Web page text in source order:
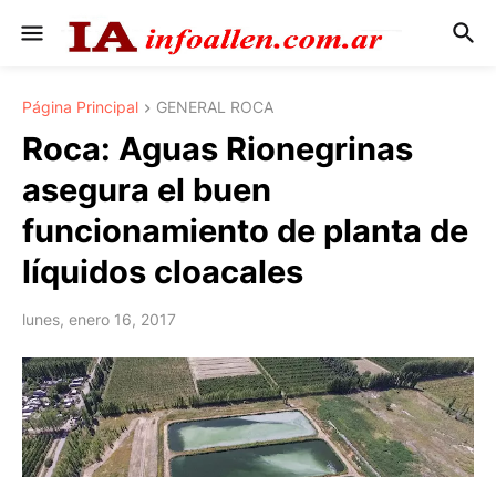
Página Principal GENERAL ROCA
Roca: Aguas Rionegrinas
asegura el buen
funcionamiento de planta de
líquidos cloacales
lunes, enero 16, 2017